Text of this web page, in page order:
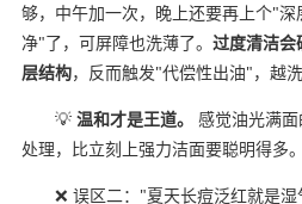
够，中午加一次，晚上还要再上个"
净"了，可屏障也洗薄了。 过度清洁会
层结构，反而触发"代偿性出油"，越
💡 温和才是王道。
感觉油光满
处理，比立刻上强力洁面要聪明得多。
❌ 误区二："夏天长痘泛红就是